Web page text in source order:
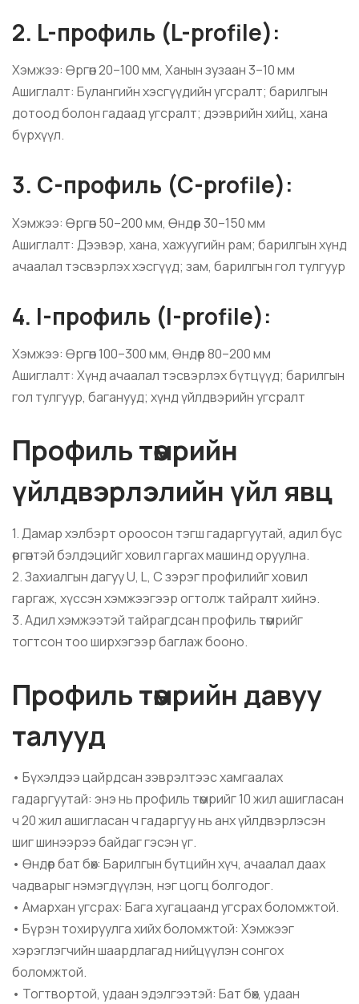
2. L-профиль (L-profile):
Хэмжээ: Өргөн 20–100 мм, Ханын зузаан 3–10 мм
Ашиглалт: Булангийн хэсгүүдийн угсралт; барилгын
дотоод болон гадаад угсралт; дээврийн хийц, хана
бүрхүүл.
3. C-профиль (C-profile):
Хэмжээ: Өргөн 50–200 мм, Өндөр 30–150 мм
Ашиглалт: Дээвэр, хана, хажуугийн рам; барилгын хүнд
ачаалал тэсвэрлэх хэсгүүд; зам, барилгын гол тулгуур
4. I-профиль (I-profile):
Хэмжээ: Өргөн 100–300 мм, Өндөр 80–200 мм
Ашиглалт: Хүнд ачаалал тэсвэрлэх бүтцүүд; барилгын
гол тулгуур, баганууд; хүнд үйлдвэрийн угсралт
Профиль төмрийн
үйлдвэрлэлийн үйл явц
1. Дамар хэлбэрт ороосон тэгш гадаргуутай, адил бус
өргөнтэй бэлдэцийг ховил гаргах машинд оруулна.
2. Захиалгын дагуу U, L, C зэрэг профилийг ховил
гаргаж, хүссэн хэмжээгээр огтолж тайралт хийнэ.
3. Адил хэмжээтэй тайрагдсан профиль төмрийг
тогтсон тоо ширхэгээр баглаж бооно.
Профиль төмрийн давуу
талууд
• Бүхэлдээ цайрдсан зэврэлтээс хамгаалах
гадаргуутай: энэ нь профиль төмрийг 10 жил ашигласан
ч 20 жил ашигласан ч гадаргуу нь анх үйлдвэрлэсэн
шиг шинээрээ байдаг гэсэн үг.
• Өндөр бат бөх: Барилгын бүтцийн хүч, ачаалал даах
чадварыг нэмэгдүүлэн, нэг цогц болгодог.
• Амархан угсрах: Бага хугацаанд угсрах боломжтой.
• Бүрэн тохируулга хийх боломжтой: Хэмжээг
хэрэглэгчийн шаардлагад нийцүүлэн сонгох
боломжтой.
• Тогтвортой, удаан эдэлгээтэй: Бат бөх, удаан